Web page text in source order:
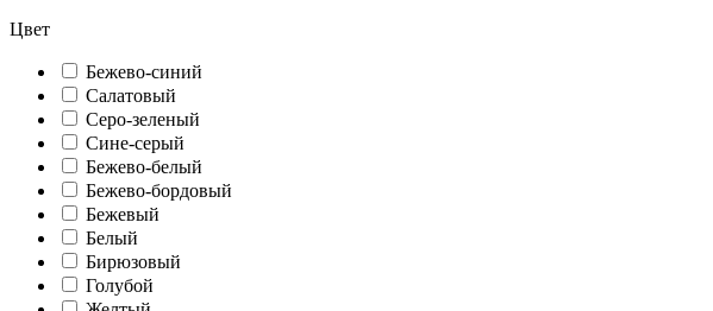
Цвет
Бежево-синий
Салатовый
Серо-зеленый
Сине-серый
Бежево-белый
Бежево-бордовый
Бежевый
Белый
Бирюзовый
Голубой